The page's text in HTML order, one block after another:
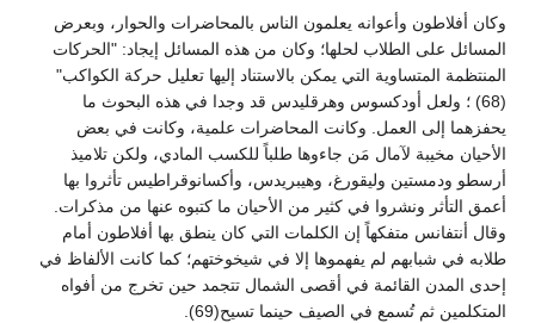
وكان أفلاطون وأعوانه يعلمون الناس بالمحاضرات والحوار، وبعرض
المسائل على الطلاب لحلها؛ وكان من هذه المسائل إيجاد: "الحركات
المنتظمة المتساوية التي يمكن بالاستناد إليها تعليل حركة الكواكب"
(68) ؛ ولعل أودكسوس وهرقليدس قد وجدا في هذه البحوث ما
يحفزهما إلى العمل. وكانت المحاضرات علمية، وكانت في بعض
الأحيان مخيبة لآمال مَن جاءوها طلباً للكسب المادي، ولكن تلاميذ
أرسطو ودمستين وليقورغ، وهيبريدس، وأكسانوقراطيس تأثروا بها
أعمق التأثر ونشروا في كثير من الأحيان ما كتبوه عنها من مذكرات.
وقال أنتفانس متفكهاً إن الكلمات التي كان ينطق بها أفلاطون أمام
طلابه في شبابهم لم يفهموها إلا في شيخوختهم؛ كما كانت الألفاظ في
إحدى المدن القائمة في أقصى الشمال تتجمد حين تخرج من أفواه
المتكلمين ثم تُسمع في الصيف حينما تسيح(69).